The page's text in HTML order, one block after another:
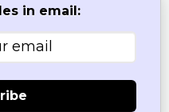
in email: